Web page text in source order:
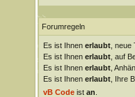
Forumregeln
Es ist Ihnen erlaubt, neue
Es ist Ihnen erlaubt, auf
Es ist Ihnen erlaubt,
Es ist Ihnen erlaubt, Ihre
vB Codeist an